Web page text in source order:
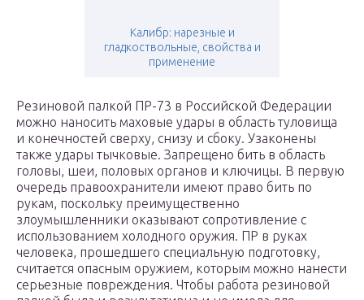
Калибр: нарезные и
гладкоствольные, свойства и
применение
Резиновой палкой ПР-73 в Российской Федерации
можно наносить маховые удары в область туловища
и конечностей сверху, снизу и сбоку. Узаконены
также удары тычковые. Запрещено бить в область
головы, шеи, половых органов и ключицы. В первую
очередь правоохранители имеют право бить по
рукам, поскольку преимущественно
злоумышленники оказывают сопротивление с
использованием холодного оружия. ПР в руках
человека, прошедшего специальную подготовку,
считается опасным оружием, которым можно нанести
серьезные повреждения. Чтобы работа резиновой